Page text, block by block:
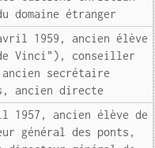
domaine étranger
avril 1959, ancien élève
de Vinci"), conseiller
secrétaire
ancien directe
1957, ancien élève de
général des ponts,